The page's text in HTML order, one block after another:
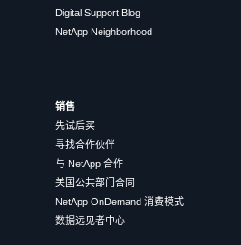
Digital Support Blog
NetApp Neighborhood
销售
先试后买
寻找合作伙伴
与 NetApp 合作
美国公共部门合同
NetApp OnDemand 消费模式
数据远见者中心